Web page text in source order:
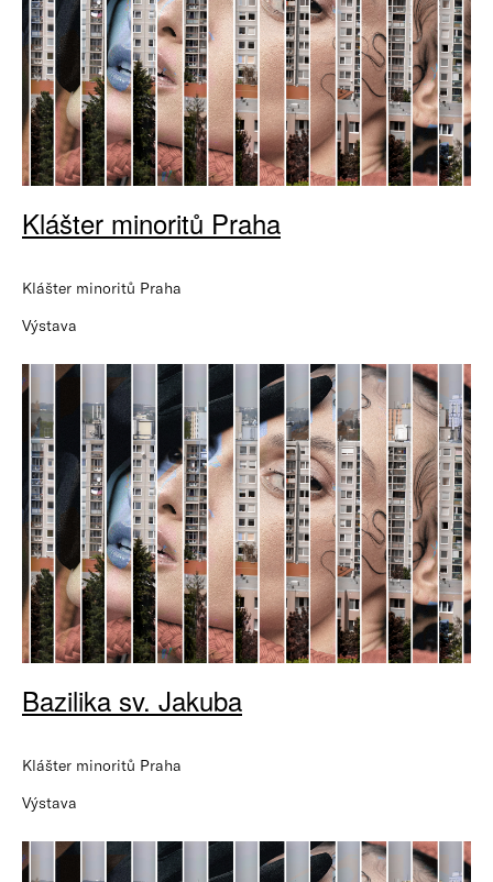
Klášter minoritů Praha
Klášter minoritů Praha
Výstava
Bazilika sv. Jakuba
Klášter minoritů Praha
Výstava